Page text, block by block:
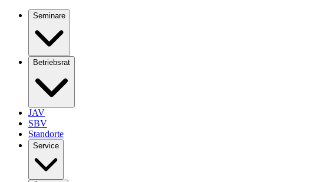
Seminare
Betriebsrat
JAV
SBV
Standorte
Service